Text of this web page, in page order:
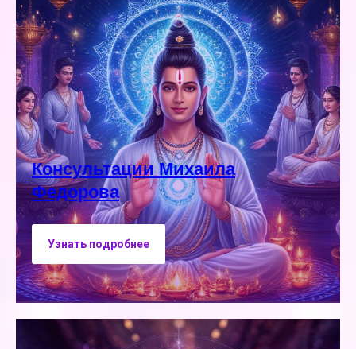
Консультации Михаила
Федорова
Узнать подробнее